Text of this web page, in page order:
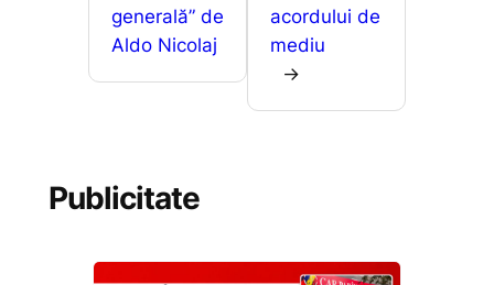
generală” de
Aldo Nicolaj
acordului de
mediu
→
Publicitate